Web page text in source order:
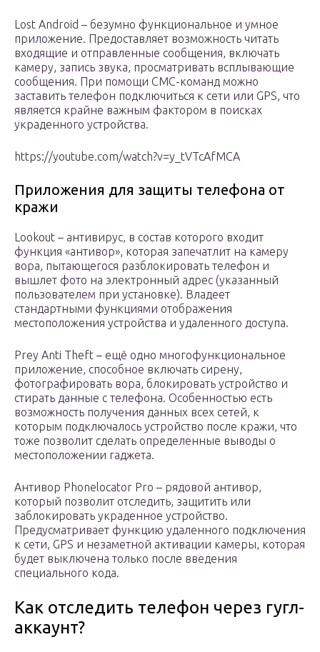
Lost Android – безумно функциональное и умное
приложение. Предоставляет возможность читать
входящие и отправленные сообщения, включать
камеру, запись звука, просматривать всплывающие
сообщения. При помощи СМС-команд можно
заставить телефон подключиться к сети или GPS, что
является крайне важным фактором в поисках
украденного устройства.
https://youtube.com/watch?v=y_tVTcAfMCA
Приложения для защиты телефона от
кражи
Lookout – антивирус, в состав которого входит
функция «антивор», которая запечатлит на камеру
вора, пытающегося разблокировать телефон и
вышлет фото на электронный адрес (указанный
пользователем при установке). Владеет
стандартными функциями отображения
местоположения устройства и удаленного доступа.
Prey Anti Theft – ещё одно многофункциональное
приложение, способное включать сирену,
фотографировать вора, блокировать устройство и
стирать данные с телефона. Особенностью есть
возможность получения данных всех сетей, к
которым подключалось устройство после кражи, что
тоже позволит сделать определенные выводы о
местоположении гаджета.
Антивор Phonelocator Pro – рядовой антивор,
который позволит отследить, защитить или
заблокировать украденное устройство.
Предусматривает функцию удаленного подключения
к сети, GPS и незаметной активации камеры, которая
будет выключена только после введения
специального кода.
Как отследить телефон через гугл-
аккаунт?